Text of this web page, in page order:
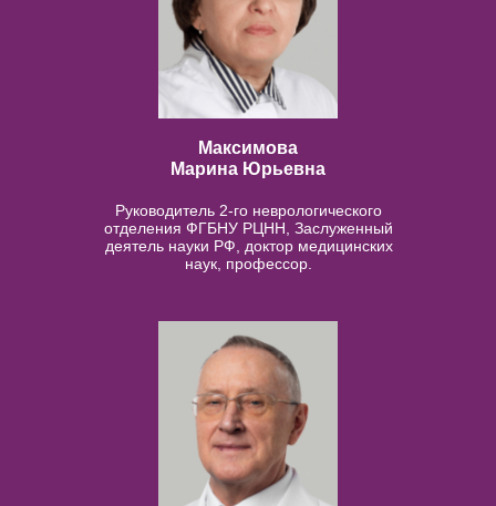
Максимова
Марина Юрьевна
Руководитель 2-го неврологического
отделения ФГБНУ РЦНН, Заслуженный
деятель науки РФ, доктор медицинских
наук, профессор.